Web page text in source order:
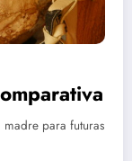
para futuras